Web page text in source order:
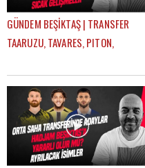
GÜNDEM BEŞİKTAŞ | TRANSFER
TAARUZU, TAVARES, PITON,
STROEYKENS | ÇAĞDAŞ SEVİNÇ